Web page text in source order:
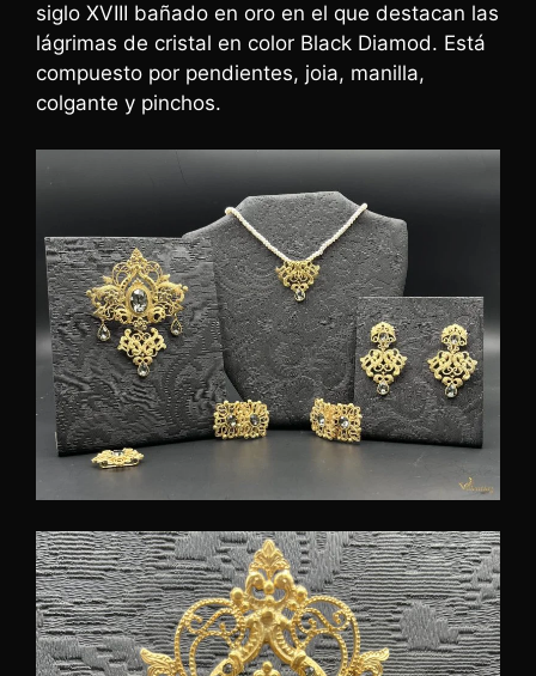
siglo XVIII bañado en oro en el que destacan las
lágrimas de cristal en color Black Diamod. Está
compuesto por pendientes, joia, manilla,
colgante y pinchos.